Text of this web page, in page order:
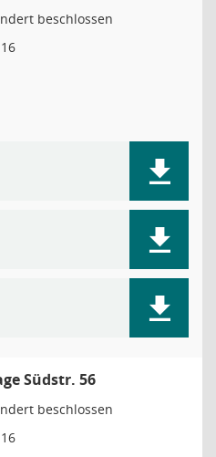
beschlossen
Südstr. 56
beschlossen